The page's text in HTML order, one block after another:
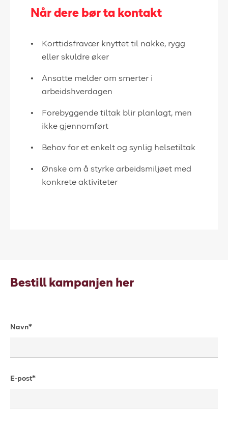
Når dere bør ta kontakt
Korttidsfravær knyttet til nakke, rygg
eller skuldre øker
Ansatte melder om smerter i
arbeidshverdagen
Forebyggende tiltak blir planlagt, men
ikke gjennomført
Behov for et enkelt og synlig helsetiltak
Ønske om å styrke arbeidsmiljøet med
konkrete aktiviteter
Bestill kampanjen her
Navn*
E-post*